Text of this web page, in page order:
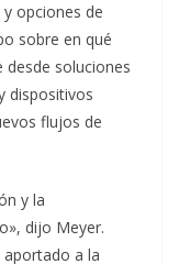
y opciones de
sobre en qué
desde soluciones
dispositivos
flujos de
y la
dijo Meyer.
a la